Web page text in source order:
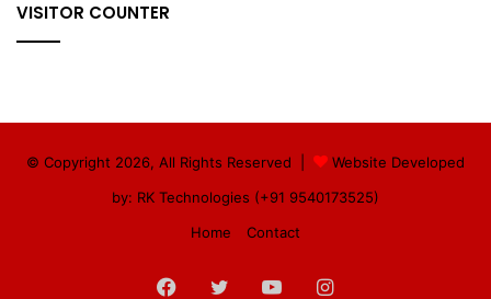
VISITOR COUNTER
© Copyright 2026, All Rights Reserved |
Website Developed
by: RK Technologies (+91 9540173525)
Home
Contact
Facebook
TwitterYouTubeInstagram